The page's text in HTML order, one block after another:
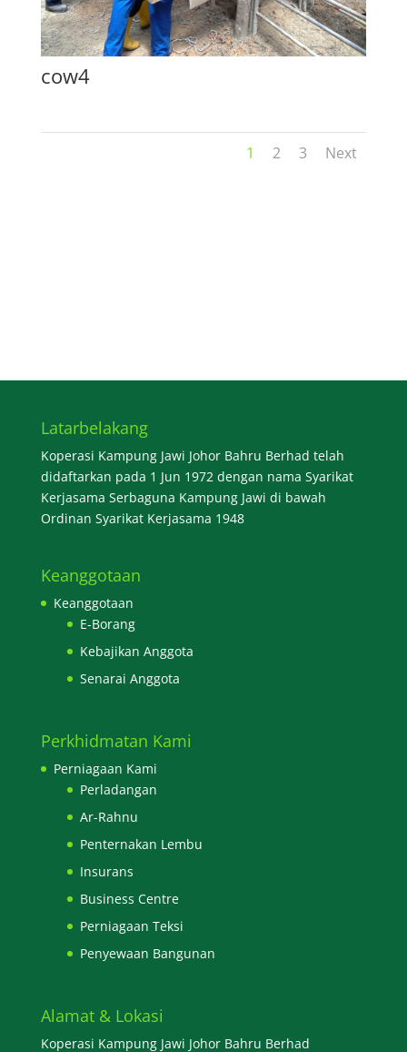
cow4
1 2 3 Next
Latarbelakang
Koperasi Kampung Jawi Johor Bahru Berhad telah
didaftarkan pada 1 Jun 1972 dengan nama Syarikat
Kerjasama Serbaguna Kampung Jawi di bawah
Ordinan Syarikat Kerjasama 1948
Keanggotaan
Keanggotaan
E-Borang
Kebajikan Anggota
Senarai Anggota
Perkhidmatan Kami
Perniagaan Kami
Perladangan
Ar-Rahnu
Penternakan Lembu
Insurans
Business Centre
Perniagaan Teksi
Penyewaan Bangunan
Alamat & Lokasi
Koperasi Kampung Jawi Johor Bahru Berhad